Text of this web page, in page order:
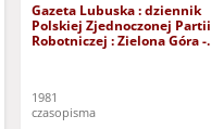
Gazeta Lubuska : dziennik
Polskiej Zjednoczonej Partii
Robotniczej : Zielona Góra -
1981
czasopisma